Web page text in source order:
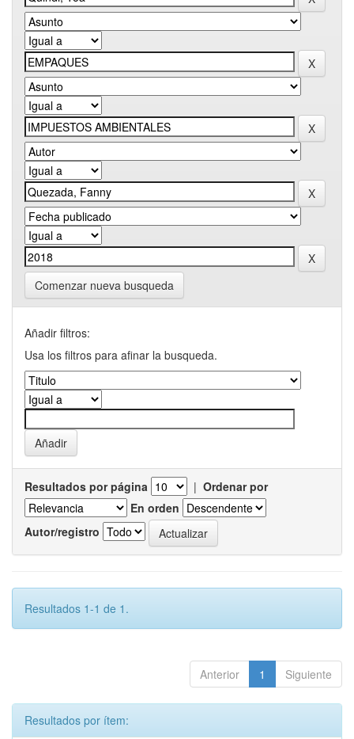
Comenzar nueva busqueda
Añadir filtros:
Usa los filtros para afinar la busqueda.
Resultados por página | Ordenar por
En orden
Autor/registro
Resultados 1-1 de 1.
Anterior 1 Siguiente
Resultados por ítem: